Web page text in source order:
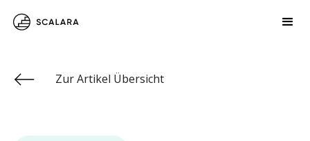
Zur Artikel Übersicht